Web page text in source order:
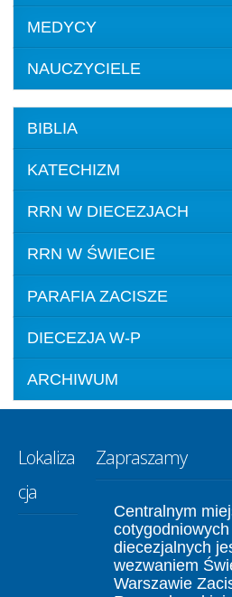
MEDYCY
NAUCZYCIELE
BIBLIA
KATECHIZM
RRN W DIECEZJACH
RRN W ŚWIECIE
PARAFIA ZACISZE
DIECEZJA W-P
ARCHIWUM
Lokaliza
cja
Zapraszamy
Centralnym
diecezjalnych
wezwaniem
Warszawie